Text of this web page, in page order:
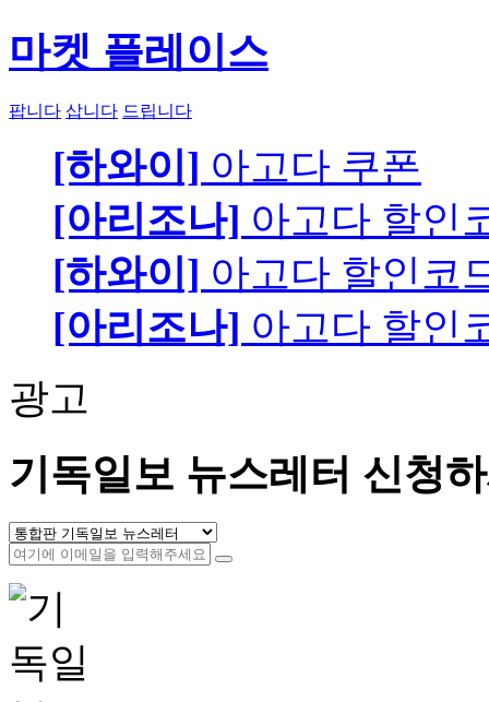
마켓 플레이스
팝니다 삽니다 드립니다
[하와이] 아고다 쿠폰
[아리조나] 아고다 할인
[하와이] 아고다 할인코
[아리조나] 아고다 할인
광고
기독일보 뉴스레터 신청